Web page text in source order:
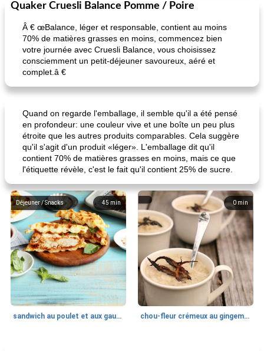
Quaker Cruesli Balance Pomme / Poire
Â € œBalance, léger et responsable, contient au moins
70% de matières grasses en moins, commencez bien
votre journée avec Cruesli Balance, vous choisissez
consciemment un petit-déjeuner savoureux, aéré et
complet.â €
Quand on regarde l'emballage, il semble qu'il a été pensé
en profondeur: une couleur vive et une boîte un peu plus
étroite que les autres produits comparables. Cela suggère
qu'il s'agit d'un produit «léger». L'emballage dit qu'il
contient 70% de matières grasses en moins, mais ce que
l'étiquette révèle, c'est le fait qu'il contient 25% de sucre.
45 min
Déjeuner / Snacks
sandwich au poulet et aux gaufres
0 min
chou-fleur crémeux au gingembre